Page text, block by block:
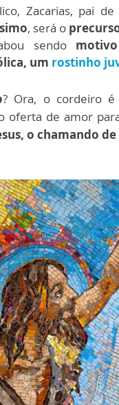
Zacarias, pai
, será o
sendo
um rostinho
? Ora, o cordeiro
oferta de amor
o chamando